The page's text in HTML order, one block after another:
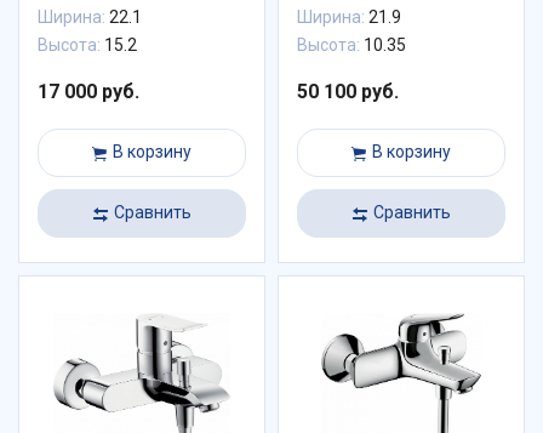
Ширина: 22.1
Высота: 15.2
17 000 руб.
В корзину
Сравнить
Ширина: 21.9
Высота: 10.35
50 100 руб.
В корзину
Сравнить